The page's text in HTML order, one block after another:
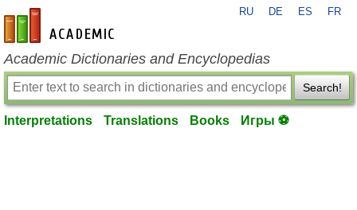
en-academic.com
RU DE ES FR
Academic Dictionaries and Encyclopedias
Search!
Interpretations Translations Books Игры ⚽